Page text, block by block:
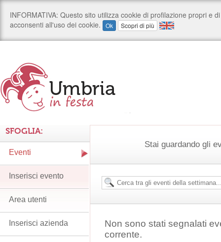
Stai guardando gli
Non sono stati segnalati
corrente.
SFOGLIA:
Eventi
Inserisci evento
Area utenti
Inserisci azienda